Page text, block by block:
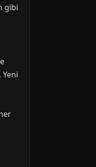
gibi